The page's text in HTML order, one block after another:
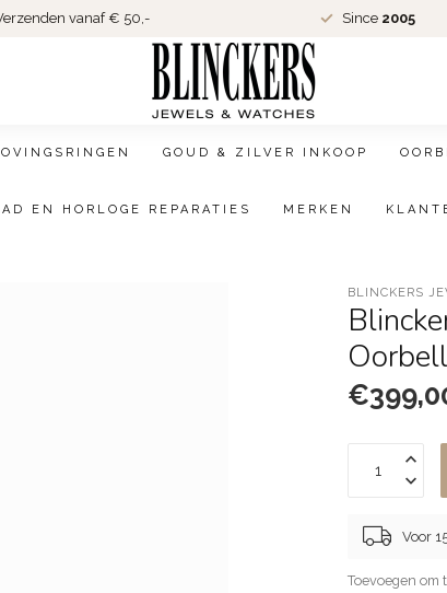
vanaf € 50,- Since 2005
GOUD & ZILVER INKOOP
EN HORLOGE REPARATIES MERKEN
BLINCKERS
Voor
Toevoegen om